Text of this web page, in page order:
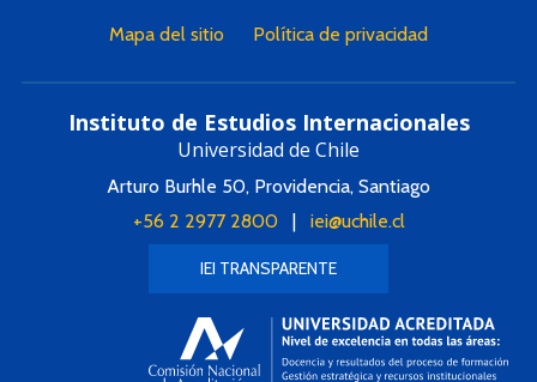
Mapa del sitio Política de privacidad
Instituto de Estudios Internacionales
Universidad de Chile
Arturo Burhle 50, Providencia, Santiago
+56 2 2977 2800| iei@uchile.cl
IEI TRANSPARENTE